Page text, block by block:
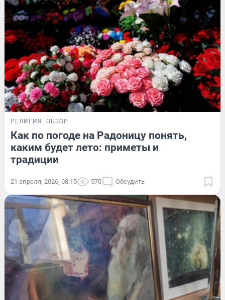
РЕЛИГИЯ ОБЗОР
Как по погоде на Радоницу понять,
каким будет лето: приметы и
традиции
21 апреля, 2026, 08:15 570 Обсудить